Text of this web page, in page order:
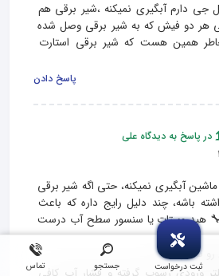
ثبت درخواست جستجو تماس
جی دارم آبگیری نمیکنه ،شیر برقی هم
هر دو فیش که به شیر برقی وصل شده
همین هست که شیر برقی استارت
پاسخ دادن
در پاسخ به دیدگاه علی
آبگیری نمیکنه، حتی اگه شیر برقی
باشه، چند دلیل رایج داره که باعث
هیدروستات یا سنسور سطح آب درست